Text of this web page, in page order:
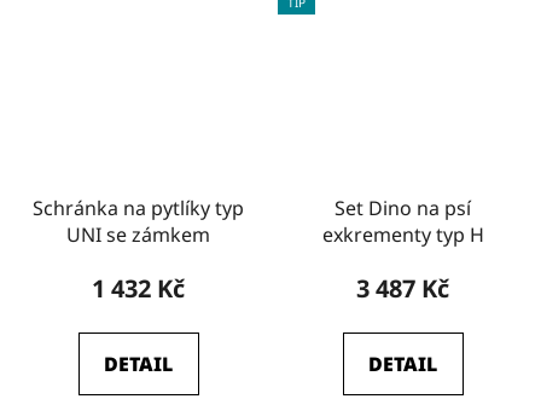
Schránka na pytlíky typ
UNI se zámkem
1 432 Kč
DETAIL
Set Dino na psí
exkrementy typ H
3 487 Kč
DETAIL